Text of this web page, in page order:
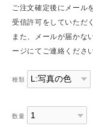
ご注文確定後にメール
受信許可をしていただ
また、メールが届かな
ージにてご連絡ください
種類
数量